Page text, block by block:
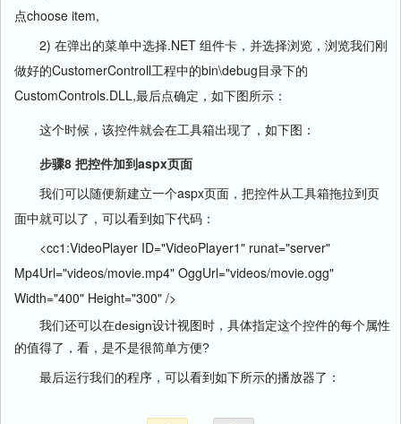
点choose item,
2) 在弹出的菜单中选择.NET 组件卡，并选择浏览，浏览我们刚
做好的CustomerControll工程中的bin\debug目录下的
CustomControls.DLL,最后点确定，如下图所示：
这个时候，该控件就会在工具箱出现了，如下图：
步骤8 把控件加到aspx页面
我们可以随便新建立一个aspx页面，把控件从工具箱拖拉到页
面中就可以了，可以看到如下代码：
<cc1:VideoPlayer ID="VideoPlayer1" runat="server"
Mp4Url="videos/movie.mp4" OggUrl="videos/movie.ogg"
Width="400" Height="300" />
我们还可以在design设计视图时，具体指定这个控件的每个属性
的值得了，看，是不是很简单方便?
最后运行我们的程序，可以看到如下所示的播放器了：